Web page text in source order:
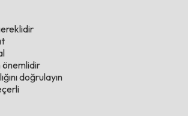
önemlidir
doğrulayın